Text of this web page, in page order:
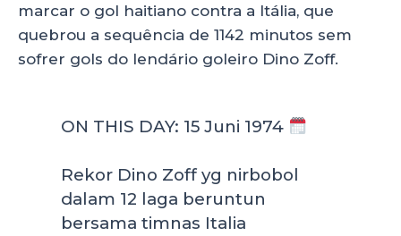
marcar o gol haitiano contra a Itália, que
quebrou a sequência de 1142 minutos sem
sofrer gols do lendário goleiro Dino Zoff.
ON THIS DAY: 15 Juni 1974
Rekor Dino Zoff yg nirbobol
dalam 12 laga beruntun
bersama timnas Italia